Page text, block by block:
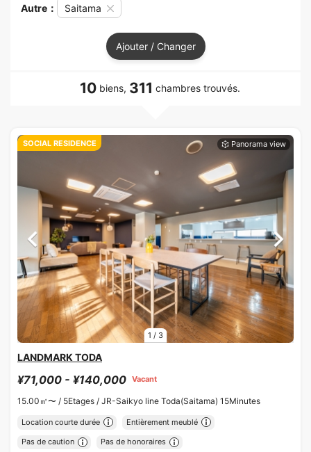
Autre： Saitama
Ajouter / Changer
10 biens, 311 chambres trouvés.
1 / 3
SOCIAL RESIDENCE
LANDMARK TODA
¥71,000 - ¥140,000 Vacant
15.00㎡〜 / 5Etages / JR-Saikyo line Toda(Saitama) 15Minutes
Location courte durée Entièrement meublé
Pas de caution Pas de honoraires